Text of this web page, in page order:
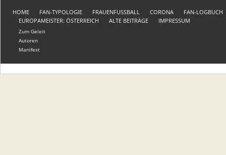
HOME FAN-TYPOLOGIE FRAUENFUSSBALL CORONA
FAN-LOGBUCH
EUROPAMEISTER: ÖSTERREICH
Zum Geleit
Autoren
Manifest
ALTE BEITRÄGE IMPRESSUM